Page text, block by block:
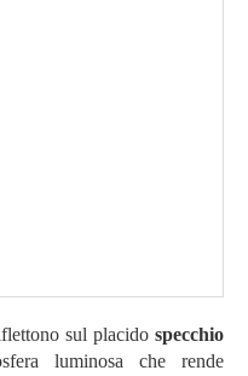
sul placidospecchio
luminosa che rende